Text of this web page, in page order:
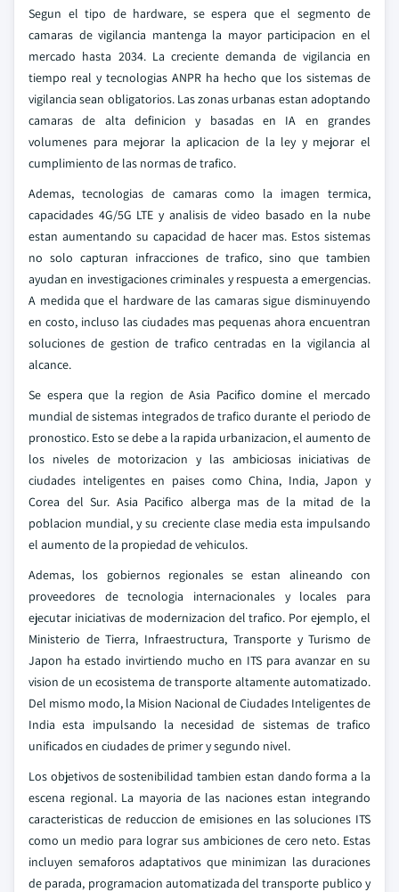
Segun el tipo de hardware, se espera que el segmento de
camaras de vigilancia mantenga la mayor participacion en el
mercado hasta 2034. La creciente demanda de vigilancia en
tiempo real y tecnologias ANPR ha hecho que los sistemas de
vigilancia sean obligatorios. Las zonas urbanas estan adoptando
camaras de alta definicion y basadas en IA en grandes
volumenes para mejorar la aplicacion de la ley y mejorar el
cumplimiento de las normas de trafico.
Ademas, tecnologias de camaras como la imagen termica,
capacidades 4G/5G LTE y analisis de video basado en la nube
estan aumentando su capacidad de hacer mas. Estos sistemas
no solo capturan infracciones de trafico, sino que tambien
ayudan en investigaciones criminales y respuesta a emergencias.
A medida que el hardware de las camaras sigue disminuyendo
en costo, incluso las ciudades mas pequenas ahora encuentran
soluciones de gestion de trafico centradas en la vigilancia al
alcance.
Se espera que la region de Asia Pacifico domine el mercado
mundial de sistemas integrados de trafico durante el periodo de
pronostico. Esto se debe a la rapida urbanizacion, el aumento de
los niveles de motorizacion y las ambiciosas iniciativas de
ciudades inteligentes en paises como China, India, Japon y
Corea del Sur. Asia Pacifico alberga mas de la mitad de la
poblacion mundial, y su creciente clase media esta impulsando
el aumento de la propiedad de vehiculos.
Ademas, los gobiernos regionales se estan alineando con
proveedores de tecnologia internacionales y locales para
ejecutar iniciativas de modernizacion del trafico. Por ejemplo, el
Ministerio de Tierra, Infraestructura, Transporte y Turismo de
Japon ha estado invirtiendo mucho en ITS para avanzar en su
vision de un ecosistema de transporte altamente automatizado.
Del mismo modo, la Mision Nacional de Ciudades Inteligentes de
India esta impulsando la necesidad de sistemas de trafico
unificados en ciudades de primer y segundo nivel.
Los objetivos de sostenibilidad tambien estan dando forma a la
escena regional. La mayoria de las naciones estan integrando
caracteristicas de reduccion de emisiones en las soluciones ITS
como un medio para lograr sus ambiciones de cero neto. Estas
incluyen semaforos adaptativos que minimizan las duraciones
de parada, programacion automatizada del transporte publico y